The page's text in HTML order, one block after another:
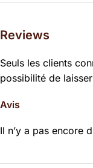
Reviews
Avis
Il n’y a pas encore
Seuls les clients
possibilité de